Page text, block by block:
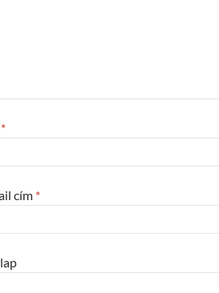
*
cím *